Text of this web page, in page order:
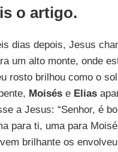
o artigo.
dias depois, Jesus
um alto monte, onde
rosto brilhou como o
Moisése Elias
a Jesus: “Senhor, é
para ti, uma para
brilhante os